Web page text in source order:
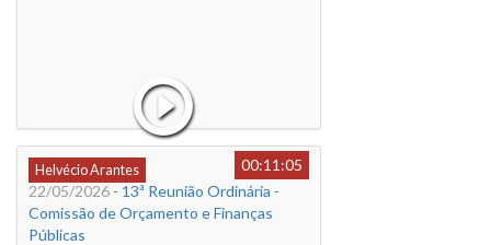
Helvécio Arantes
00:11:05
22/05/2026 - 13ª Reunião Ordinária -
Comissão de Orçamento e Finanças
Públicas